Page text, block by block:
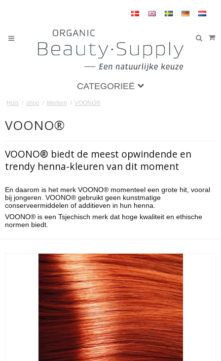
CATEGORIEË
Huis / shop / Merken / VOONO®
VOONO®
VOONO® biedt de meest opwindende en
trendy henna-kleuren van dit moment
En daarom is het merk VOONO® momenteel een grote hit, vooral
bij jongeren. VOONO® gebruikt geen kunstmatige
conserveermiddelen of additieven in hun henna.
VOONO® is een Tsjechisch merk dat hoge kwaliteit en ethische
normen biedt.